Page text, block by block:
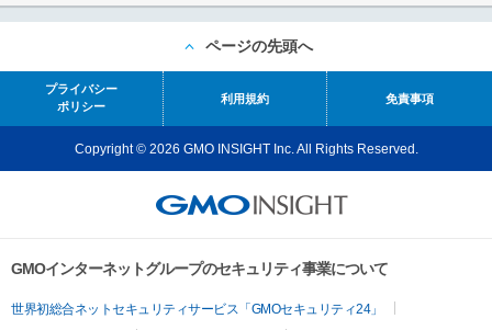
ページの先頭へ
プライバシー
ポリシー
利用規約 免責事項
Copyright © 2026 GMO INSIGHT Inc. All Rights Reserved.
GMOインターネットグループのセキュリティ事業について
世界初総合ネットセキュリティサービス「GMOセキュリティ24」